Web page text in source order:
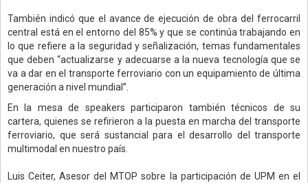
También indicó que el avance de ejecución de obra del ferrocarril
central está en el entorno del 85% y que se continúa trabajando en
lo que refiere a la seguridad y señalización, temas fundamentales
que deben “actualizarse y adecuarse a la nueva tecnología que se
va a dar en el transporte ferroviario con un equipamiento de última
generación a nivel mundial”.
En la mesa de speakers participaron también técnicos de su
cartera, quienes se refirieron a la puesta en marcha del transporte
ferroviario, que será sustancial para el desarrollo del transporte
multimodal en nuestro país.
Luis Ceiter, Asesor del MTOP sobre la participación de UPM en el